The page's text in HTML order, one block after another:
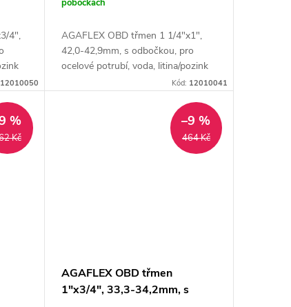
4",
12010050
pobočkách
AGAFLEX OBD třmen 1 1/4"x1",
42,0-42,9mm, s odbočkou, pro
ocelové potrubí, voda, litina/pozink
Kód: 12010041
Kč
%
464 Kč
–9 %
AGAFLEX OBD třmen
1"x3/4", 33,3-34,2mm, s